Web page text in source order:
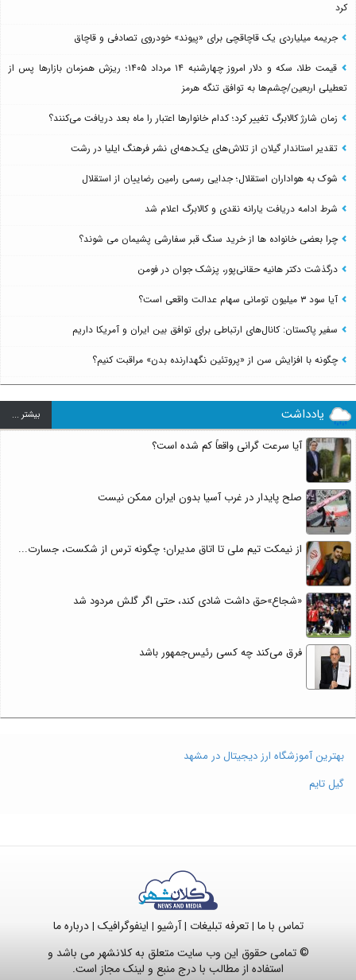
کرد
جریمه میلیاردی یک قاچاقچی برای «پیوند» خودروی تصادفی و قاچاق
قیمت طلا، سکه و دلار امروز چهارشنبه ۱۴ مرداد ۱۴۰۵؛ ریزش همزمان بازارها پس از
تعطیلی اربعین/چشم‌ها به توافق تنگه هرمز
زمان شارژ کالابرگ تغییر کرد؛ کدام خانوارها اعتبار را ماه بعد دریافت می‌کنند؟
تقدیر استاندار گیلان از تلاش‌های یک‌دهه‌ای نشر فرهنگ ایلیا در رشت
شوک به هواداران استقلال؛ جدایی رسمی رامین رضاییان از استقلال
شرط ادامه دریافت یارانه نقدی و کالابرگ اعلام شد
چرا بعضی خانواده ها از خرید سنگ قبر سفارشی پشیمان می شوند؟
درگذشت دکتر هانیه حقانی‌پور، پزشک جوان در فومن
آیا سود ۳ میلیون تومانی سهام عدالت واقعی است؟
سفیر پاکستان: کانال‌های ارتباطی برای توافق بین ایران و آمریکا داریم
چگونه با افزایش سن از «پروتئین نگهدارنده بدن» مراقبت کنیم؟
یادداشت بيشتر ...
آیا سرعت گرانی واقعاً کم شده است؟
صلح پایدار در غرب آسیا بدون ایران ممکن نیست
از نیمکت تیم ملی تا اتاق مدیران؛ چگونه ترس از شکست، جسارت...
«شجاع»حق داشت شادی کند، حتی اگر گلش مردود شد
فرق می‌کند چه کسی رئیس‌جمهور باشد
بهترین آموزشگاه ارز دیجیتال در مشهد
گیل تایم
تماس با ما |تعرفه تبلیغات |آرشیو | اینفوگرافیک |درباره ما
© تمامی حقوق این وب سایت متعلق به کلانشهر می باشد و
استفاده از مطالب با درج منبع و لینک مجاز است.